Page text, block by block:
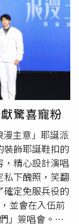
用到的表情，裝
荒謬，沒想到成
件照上的表
特別的體
希望看起來乾
了痞帥風！」
，讓他笑到停
，大家會一直
證件照讓粉絲
小到大的證件
往的證件照，
！」文廷也不
眉毛，我的瀏
證件照總被長
。佳辰則是因
朵後面墊衛生
驚喜寵粉
漫主意」耶誕派
飾耶誕鞋扣的
精心設計演唱
下醜照，笑翻
定免服兵役的
並會在入伍前
」簽唱會。